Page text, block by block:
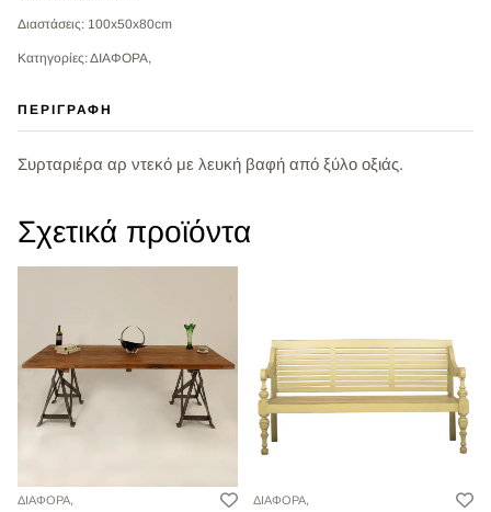
Διαστάσεις: 100x50x80cm
Κατηγορίες: ΔΙΑΦΟΡΑ,
ΠΕΡΙΓΡΑΦΉ
Συρταριέρα αρ ντεκό με λευκή βαφή από ξύλο οξιάς.
Σχετικά προϊόντα
ΔΙΑΦΟΡΑ, ΔΙΑΦΟΡΑ,